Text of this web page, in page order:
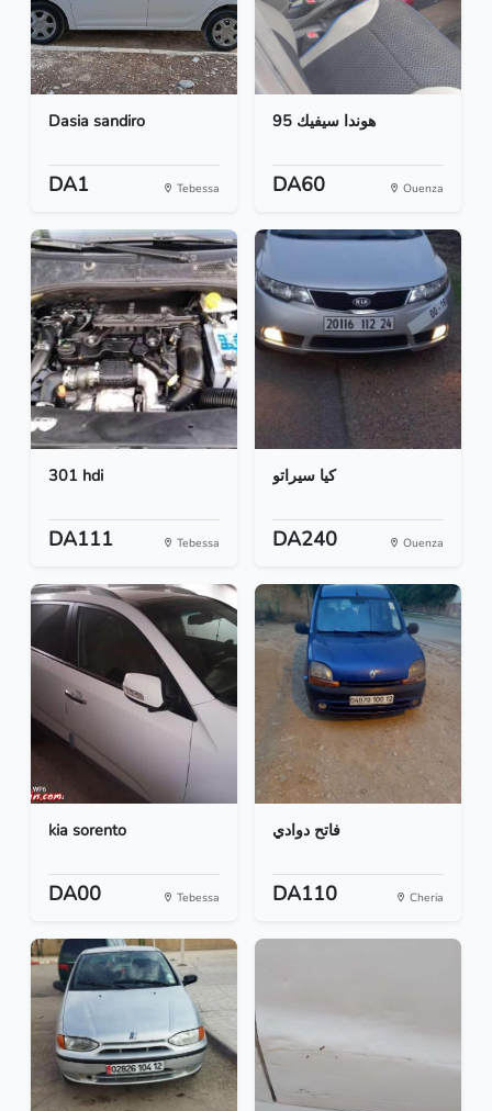
Dasia sandiro
DA1 Tebessa
هوندا سيفيك 95
DA60 Ouenza
301 hdi
DA111 Tebessa
كيا سيراتو
DA240 Ouenza
kia sorento
DA00 Tebessa
فاتح دوادي
DA110 Cheria